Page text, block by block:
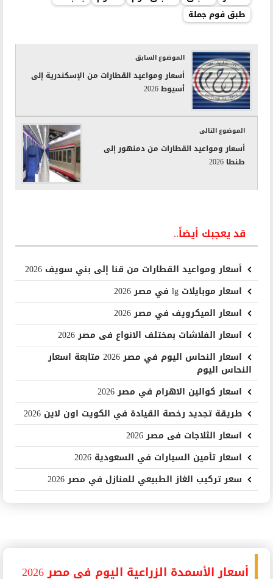
اسعار اطباق اطباق فوم الفوم
بالجملة
طبق فوم جملة
أسعار ومواعيد القطارات من الإسكندرية إلى
أسيوط 2026
أسعار ومواعيد القطارات من دمنهور إلى
قد يعجبك أيضاً..
أسعار ومواعيد القطارات من قنا إلى بني سويف 2026
اسعار موبايلات lg في مصر 2026
اسعار الميكرويف في مصر 2026
اسعار الفلاشات بمختلف الانواع فى مصر 2026
اسعار النحاس اليوم في مصر 2026 متابعة اسعار
النحاس اليوم
اسعار كوالين الاهرام في مصر 2026
طريقة تجديد رخصة القيادة في الكويت اون لاين 2026
اسعار الثلاجات فى مصر 2026
اسعار تأمين السيارات في السعودية 2026
سعر تركيب الغاز الطبيعي للمنازل في مصر 2026